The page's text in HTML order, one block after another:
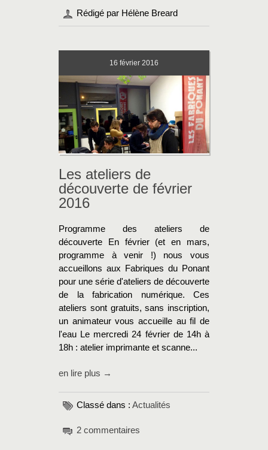
Rédigé par Hélène Breard
16 février 2016
Les ateliers de
découverte de février
2016
Programme des ateliers de
découverte En février (et en mars,
programme à venir !) nous vous
accueillons aux Fabriques du Ponant
pour une série d'ateliers de découverte
de la fabrication numérique. Ces
ateliers sont gratuits, sans inscription,
un animateur vous accueille au fil de
l'eau Le mercredi 24 février de 14h à
18h : atelier imprimante et scanne...
en lire plus →
Classé dans : Actualités
2 commentaires